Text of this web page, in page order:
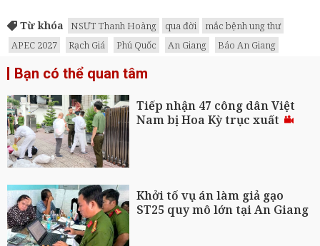
Từ khóa NSƯT Thanh Hoàng qua đời
mắc bệnh ung thư
APEC 2027
Rạch Giá Phú Quốc An Giang Báo An Giang
Bạn có thể quan tâm
Tiếp nhận 47 công dân Việt
Nam bị Hoa Kỳ trục xuất
Khởi tố vụ án làm giả gạo
ST25 quy mô lớn tại An Giang